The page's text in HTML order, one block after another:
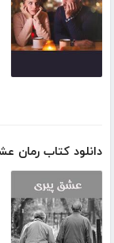
دانلود کتاب رمان